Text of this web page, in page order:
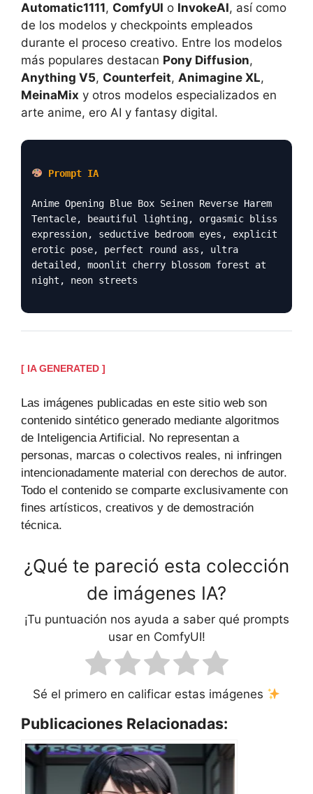
Automatic1111, ComfyUI o InvokeAI, así como
de los modelos y checkpoints empleados
durante el proceso creativo. Entre los modelos
más populares destacan Pony Diffusion,
Anything V5, Counterfeit, Animagine XL,
MeinaMix y otros modelos especializados en
arte anime, ero AI y fantasy digital.
Prompt IA
Anime Opening Blue Box Seinen Reverse Harem
Tentacle, beautiful lighting, orgasmic bliss
expression, seductive bedroom eyes, explicit
erotic pose, perfect round ass, ultra
detailed, moonlit cherry blossom forest at
night, neon streets
[ IA GENERATED ]
Las imágenes publicadas en este sitio web son
contenido sintético generado mediante algoritmos
de Inteligencia Artificial. No representan a
personas, marcas o colectivos reales, ni infringen
intencionadamente material con derechos de autor.
Todo el contenido se comparte exclusivamente con
fines artísticos, creativos y de demostración
técnica.
¿Qué te pareció esta colección
de imágenes IA?
¡Tu puntuación nos ayuda a saber qué prompts
usar en ComfyUI!
Sé el primero en calificar estas imágenes
Publicaciones Relacionadas: